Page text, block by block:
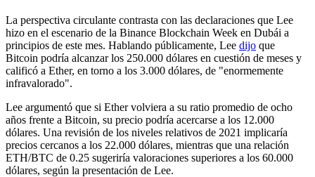
La perspectiva circulante contrasta con las declaraciones que Lee
hizo en el escenario de la Binance Blockchain Week en Dubái a
principios de este mes. Hablando públicamente, Lee dijo que
Bitcoin podría alcanzar los 250.000 dólares en cuestión de meses y
calificó a Ether, en torno a los 3.000 dólares, de "enormemente
infravalorado".
Lee argumentó que si Ether volviera a su ratio promedio de ocho
años frente a Bitcoin, su precio podría acercarse a los 12.000
dólares. Una revisión de los niveles relativos de 2021 implicaría
precios cercanos a los 22.000 dólares, mientras que una relación
ETH/BTC de 0.25 sugeriría valoraciones superiores a los 60.000
dólares, según la presentación de Lee.